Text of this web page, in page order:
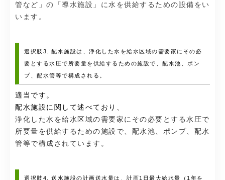
管など」の「導水施設」に水を供給するための設備をい
います。
選択肢3. 配水施設は、浄化した水を給水区域の需要家にその必
要とする水圧で所要量を供給するための施設で、配水池、ポン
プ、配水管等で構成される。
適当です。
配水施設に関して述べており、
浄化した水を給水区域の需要家にその必要とする水圧で
所要量を供給するための施設で、配水池、ポンプ、配水
管等で構成されています。
選択肢4. 送水施設の計画送水量は、計画1日最大給水量（1年を